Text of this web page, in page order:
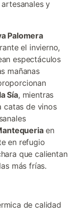
y
Palomera
el invierno,
espectáculos
mañanas
Sía, mientras
catas de vinos
en
en refugio
que calientan
más frías.
de calidad